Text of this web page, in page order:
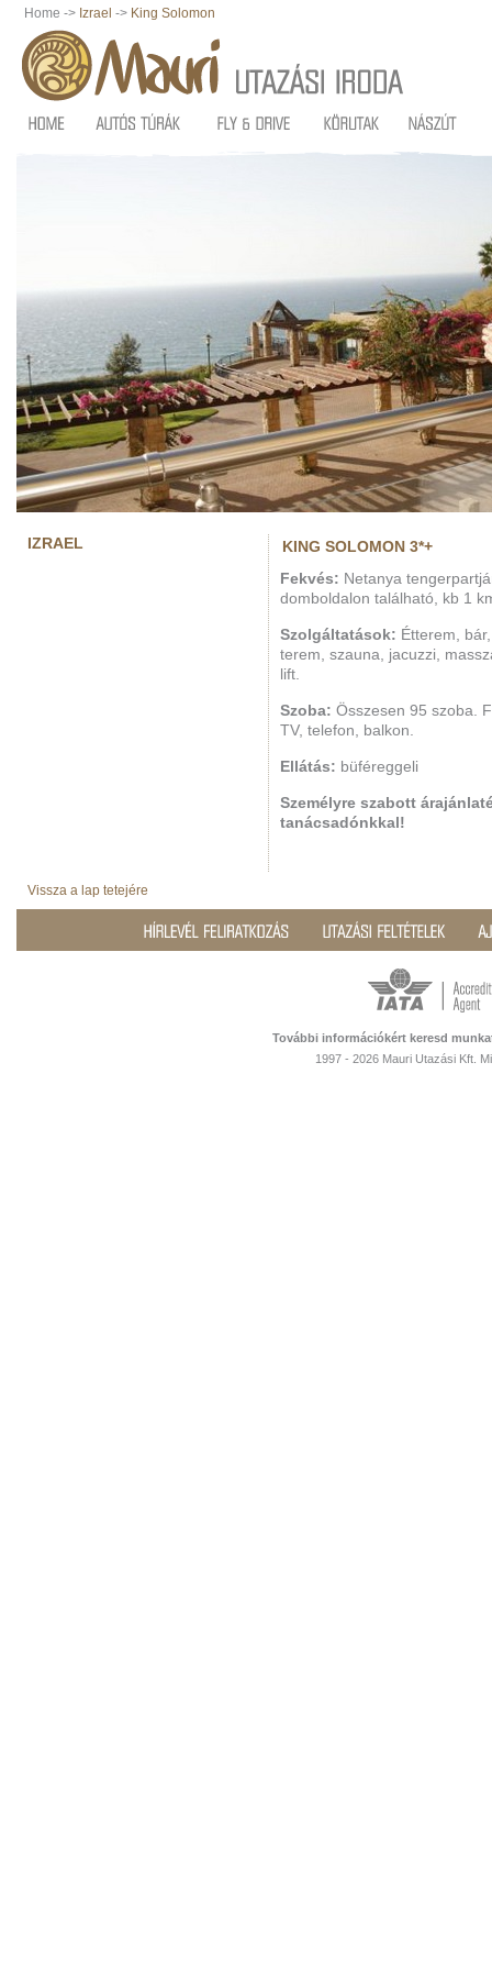
Home -> Izrael -> King Solomon
IZRAEL KING SOLOMON 3*+
Fekvés: Netanya
domboldalon található, kb 1
Szolgáltatások: Étterem,
terem, szauna, jacuzzi,
lift.
Szoba: Összesen 95 szoba.
TV, telefon, balkon.
Ellátás: büféreggeli
Személyre szabott
tanácsadónkkal!
Vissza a lap tetejére
További információkért keresd
1997 - 2026 Mauri Utazási Kft.